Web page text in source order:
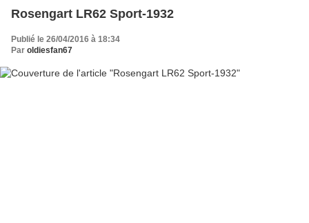
Rosengart LR62 Sport-1932
Publié le 26/04/2016 à 18:34
Par oldiesfan67